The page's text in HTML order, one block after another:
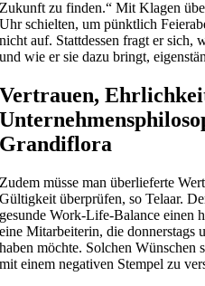
Zukunft zu finden.“ Mit Klagen
Uhr schielten, um pünktlich
nicht auf. Stattdessen fragt er sich,
und wie er sie dazu bringt,
Vertrauen,
Grandiflora
Zudem müsse man überlieferte
Gültigkeit überprüfen, so Telaar.
gesunde Work-Life-Balance einen
eine Mitarbeiterin, die donnerstags
haben möchte. Solchen Wünschen
mit einem negativen Stempel zu